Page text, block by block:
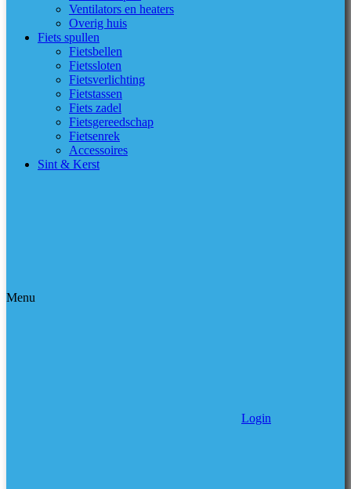
Ventilators en heaters
Overig huis
Fiets spullen
Fietsbellen
Fietssloten
Fietsverlichting
Fietstassen
Fiets zadel
Fietsgereedschap
Fietsenrek
Accessoires
Sint & Kerst
Menu
Login